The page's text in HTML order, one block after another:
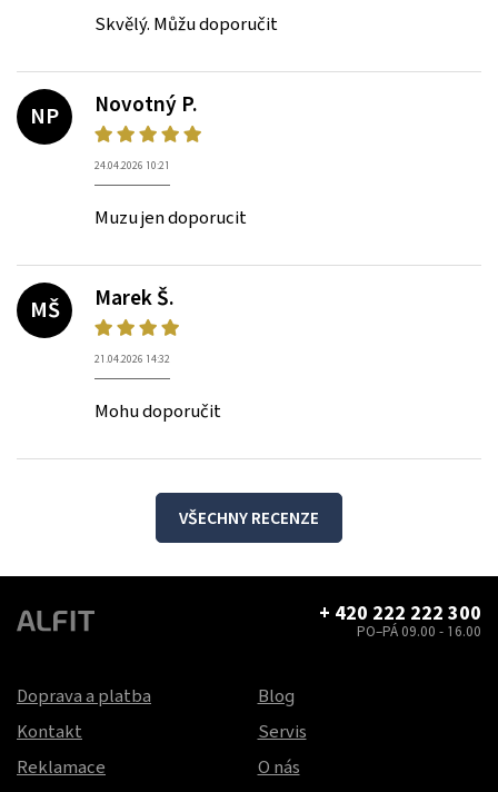
Skvělý. Můžu doporučit
NP
Novotný P.
24.04.2026 10:21
Muzu jen doporucit
MŠ
Marek Š.
21.04.2026 14:32
Mohu doporučit
VŠECHNY RECENZE
+ 420 222 222 300
PO–PÁ 09.00 - 16.00
Doprava a platba
Kontakt
Reklamace
Blog
Servis
O nás